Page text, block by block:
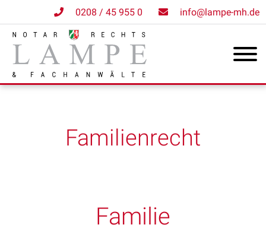
0208 / 45 955 0 info@lampe-mh.de
Familienrecht
Familie